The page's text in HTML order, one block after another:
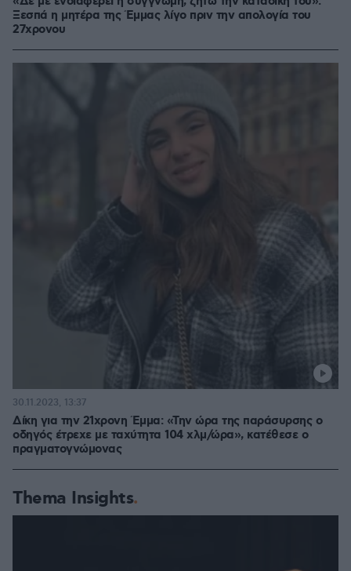
Ξεσπά η μητέρα της Έμμας λίγο πριν την απολογία του
27χρονου
Δίκη για την 21χρονη Έμμα: «Την ώρα της παράσυρσης ο
οδηγός έτρεχε με ταχύτητα 104 χλμ/ώρα», κατέθεσε ο
πραγματογνώμονας
30.11.2023, 13:37
Thema Insights